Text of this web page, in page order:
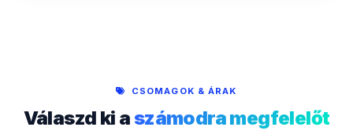
CSOMAGOK & ÁRAK
Válaszd ki a számodra megfelelőt